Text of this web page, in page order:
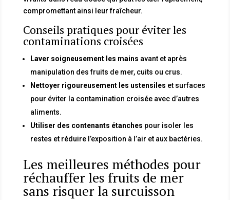
compromettant ainsi leur fraîcheur.
Conseils pratiques pour éviter les
contaminations croisées
Laver soigneusement les mains avant et après
manipulation des fruits de mer, cuits ou crus.
Nettoyer rigoureusement les ustensiles et surfaces
pour éviter la contamination croisée avec d’autres
aliments.
Utiliser des contenants étanches pour isoler les
restes et réduire l’exposition à l’air et aux bactéries.
Les meilleures méthodes pour
réchauffer les fruits de mer
sans risquer la surcuisson